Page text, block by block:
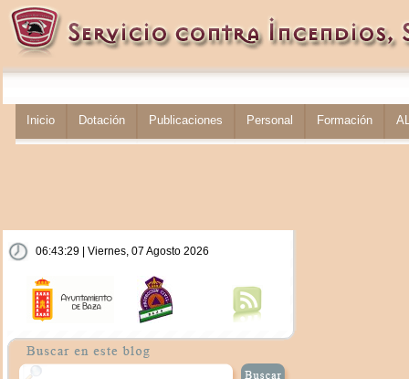
Inicio Dotación Publicaciones Personal Formación
06:43:30 | Viernes, 07 Agosto 2026